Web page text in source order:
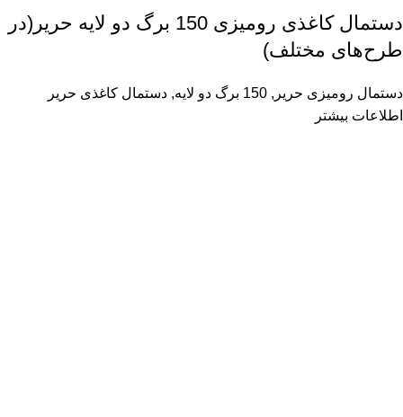
دستمال کاغذی رومیزی 150 برگ دو لایه حریر(در
طرح‌های مختلف)
دستمال رومیزی حریر , 150 برگ دو لایه , دستمال کاغذی حریر
اطلاعات بیشتر